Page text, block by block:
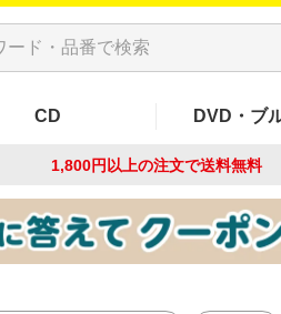
CD DVD・ブ
1,800円以上の注文で送料無料